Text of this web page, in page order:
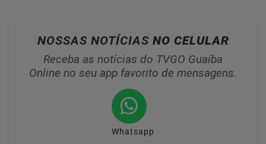
NOSSAS NOTÍCIAS NO CELULAR
Receba as notícias do TVGO Guaíba
Online no seu app favorito de mensagens.
Whatsapp